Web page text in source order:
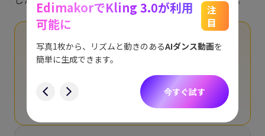
メリット
作成したGIFをGIPHY上でそのまま公開・シェアでき
スム
EdimakorでKling 3.0が利用
可能に
注
目
写真1枚から、リズムと動きのあるAIダンス動画を
簡単に生成できます。
今すぐ試す
アイ